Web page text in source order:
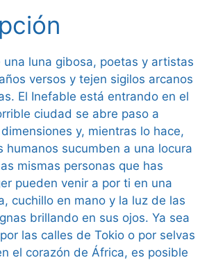
una luna gibosa, poetas y artistas
versos y tejen sigilos arcanos
El Inefable está entrando en el
ciudad se abre paso a
y, mientras lo hace,
humanos sucumben a una locura
mismas personas que has
pueden venir a por ti en una
cuchillo en mano y la luz de las
brillando en sus ojos. Ya sea
las calles de Tokio o por selvas
el corazón de África, es posible